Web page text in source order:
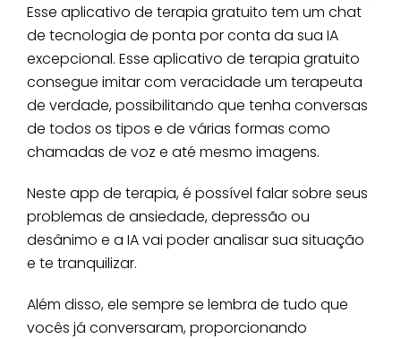
Esse aplicativo de terapia gratuito tem um chat
de tecnologia de ponta por conta da sua IA
excepcional. Esse aplicativo de terapia gratuito
consegue imitar com veracidade um terapeuta
de verdade, possibilitando que tenha conversas
de todos os tipos e de várias formas como
chamadas de voz e até mesmo imagens.
Neste app de terapia, é possível falar sobre seus
problemas de ansiedade, depressão ou
desânimo e a IA vai poder analisar sua situação
e te tranquilizar.
Além disso, ele sempre se lembra de tudo que
vocês já conversaram, proporcionando